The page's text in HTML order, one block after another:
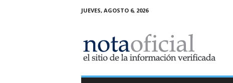
JUEVES, AGOSTO 6, 2026
a
O